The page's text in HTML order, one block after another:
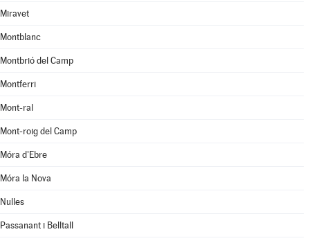
Miravet
Montblanc
Montbrió del Camp
Montferri
Mont-ral
Mont-roig del Camp
Móra d'Ebre
Móra la Nova
Nulles
Passanant i Belltall